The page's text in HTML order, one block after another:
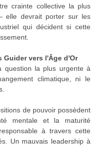
crainte collective la plus
elle devrait porter sur les
qui décident si cette
Guider vers l'Âge d'Or
question la plus urgente à
climatique, ni le
de pouvoir possèdent
mentale et la maturité
à travers cette
Un mauvais leadership à